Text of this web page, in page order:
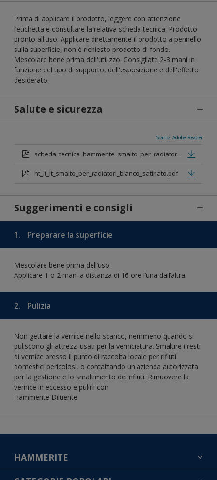
Prima di applicare il prodotto, leggere con attenzione
l’etichetta e consultare la relativa scheda tecnica. Prodotto
pronto all'uso. Applicare direttamente il prodotto a pennello
sulla superficie, non è richiesto prodotto di fondo.
Mescolare bene prima dell'utilizzo. Consigliate 2-3 mani in
funzione del tipo di supporto, dell'esposizione e dell'effetto
desiderato.
Salute e sicurezza
Scarica Adobe Reader
scheda_tecnica_hammerite_smalto_per_radiatori.pdf
ht_it_it_smalto_per_radiatori_bianco_satinato.pdf
Suggerimenti e consigli
1. Preparare la superficie
Mescolare bene prima dell’uso.
Applicare 1 o 2 mani a distanza di 16 ore l’una dall’altra.
2. Pulizia
Non gettare la vernice nello scarico, nemmeno quando si
puliscono gli attrezzi usati per la verniciatura. Smaltire i resti
di vernice presso il punto di raccolta locale per rifiuti
domestici pericolosi, o contattando un'azienda autorizzata
per la gestione e lo smaltimento dei rifiuti. Rimuovere la
vernice in eccesso e pulirli con
Hammerite Diluente
HAMMERITE
TROVA UN COLORE